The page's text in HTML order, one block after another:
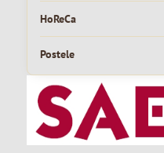
HoReCa
Postele